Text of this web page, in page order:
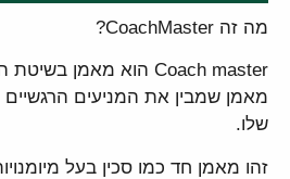
מה זה CoachMaster?
Coach master הוא מאמן בשיטת הפסיכולוגיה החיובית.
מאמן שמבין את המניעים
שלו.
זהו מאמן חד כמו סכין בעל